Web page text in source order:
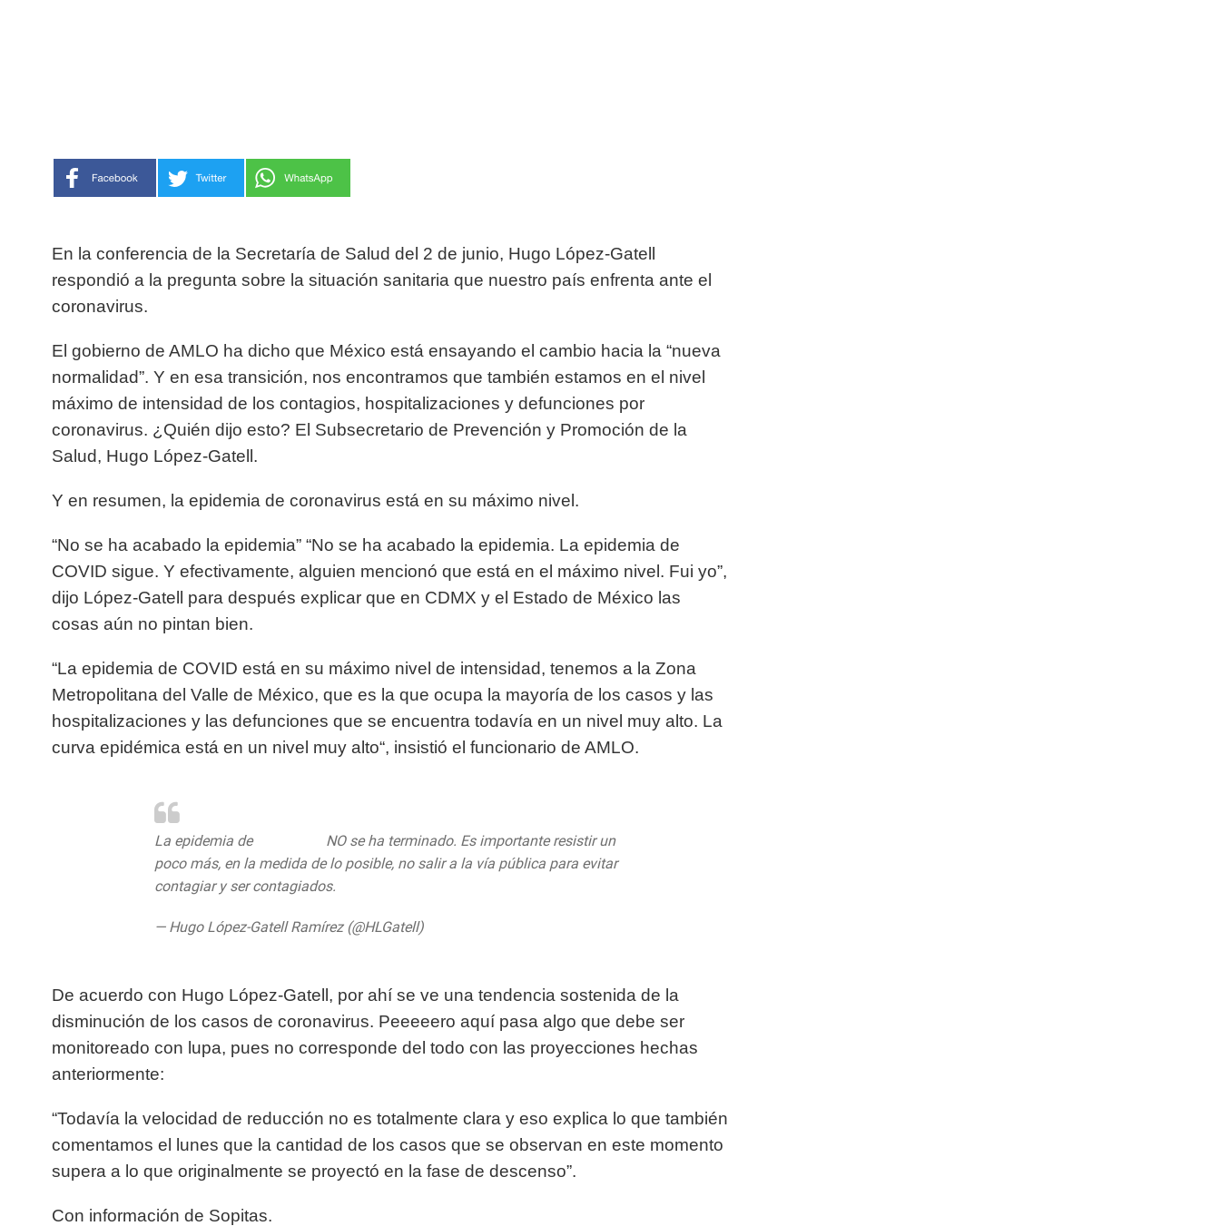
En la conferencia de la Secretaría de Salud del 2 de junio, Hugo López-Gatell
respondió a la pregunta sobre la situación sanitaria que nuestro país enfrenta ante el
coronavirus.
El gobierno de AMLO ha dicho que México está ensayando el cambio hacia la “nueva
normalidad”. Y en esa transición, nos encontramos que también estamos en el nivel
máximo de intensidad de los contagios, hospitalizaciones y defunciones por
coronavirus. ¿Quién dijo esto? El Subsecretario de Prevención y Promoción de la
Salud, Hugo López-Gatell.
Y en resumen, la epidemia de coronavirus está en su máximo nivel.
“No se ha acabado la epidemia” “No se ha acabado la epidemia. La epidemia de
COVID sigue. Y efectivamente, alguien mencionó que está en el máximo nivel. Fui yo”,
dijo López-Gatell para después explicar que en CDMX y el Estado de México las
cosas aún no pintan bien.
“La epidemia de COVID está en su máximo nivel de intensidad, tenemos a la Zona
Metropolitana del Valle de México, que es la que ocupa la mayoría de los casos y las
hospitalizaciones y las defunciones que se encuentra todavía en un nivel muy alto. La
curva epidémica está en un nivel muy alto“, insistió el funcionario de AMLO.
La epidemia de
NO se ha terminado. Es importante resistir un
poco más, en la medida de lo posible, no salir a la vía pública para evitar
contagiar y ser contagiados.
— Hugo López-Gatell Ramírez (@HLGatell)
De acuerdo con Hugo López-Gatell, por ahí se ve una tendencia sostenida de la
disminución de los casos de coronavirus. Peeeeero aquí pasa algo que debe ser
monitoreado con lupa, pues no corresponde del todo con las proyecciones hechas
anteriormente:
“Todavía la velocidad de reducción no es totalmente clara y eso explica lo que también
comentamos el lunes que la cantidad de los casos que se observan en este momento
supera a lo que originalmente se proyectó en la fase de descenso”.
Con información de Sopitas.